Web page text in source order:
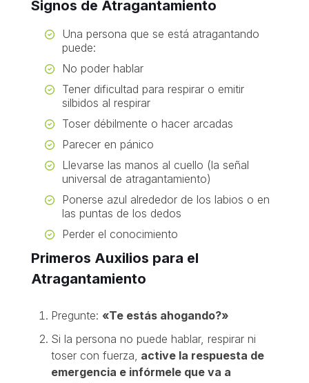
Signos de Atragantamiento
Una persona que se está atragantando
puede:
No poder hablar
Tener dificultad para respirar o emitir
silbidos al respirar
Toser débilmente o hacer arcadas
Parecer en pánico
Llevarse las manos al cuello (la señal
universal de atragantamiento)
Ponerse azul alrededor de los labios o en
las puntas de los dedos
Perder el conocimiento
Primeros Auxilios para el
Atragantamiento
Pregunte: «Te estás ahogando?»
Si la persona no puede hablar, respirar ni
toser con fuerza, active la respuesta de
emergencia e infórmele que va a